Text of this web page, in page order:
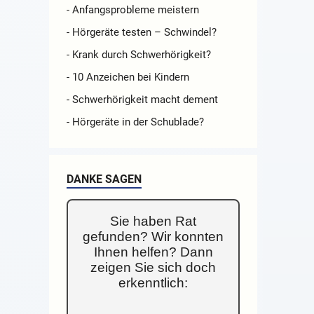
- Anfangsprobleme meistern
- Hörgeräte testen – Schwindel?
- Krank durch Schwerhörigkeit?
- 10 Anzeichen bei Kindern
- Schwerhörigkeit macht dement
- Hörgeräte in der Schublade?
DANKE SAGEN
Sie haben Rat
gefunden? Wir konnten
Ihnen helfen? Dann
zeigen Sie sich doch
erkenntlich: